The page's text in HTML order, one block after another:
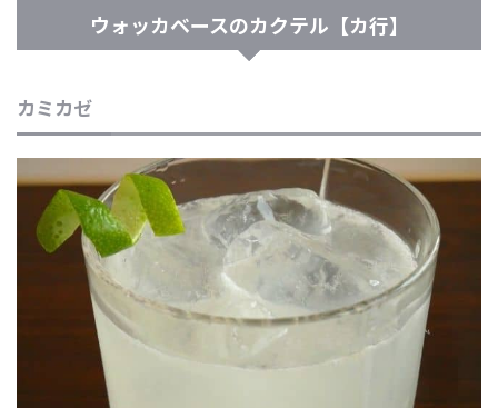
ウォッカベースのカクテル【カ行】
カミカゼ